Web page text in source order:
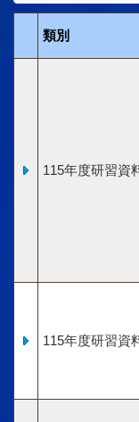
類別
115年度研習資
115年度研習資